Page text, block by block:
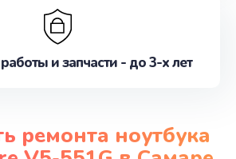
и запчасти - до 3-х лет
ремонта ноутбука